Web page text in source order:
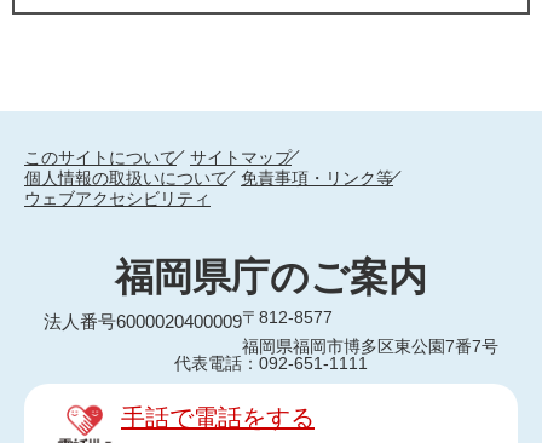
このサイトについて
サイトマップ
個人情報の取扱いについて
免責事項・リンク等
ウェブアクセシビリティ
福岡県庁のご案内
法人番号6000020400009〒812-8577
福岡県福岡市博多区東公園7番7号
代表電話：092-651-1111
手話で電話をする